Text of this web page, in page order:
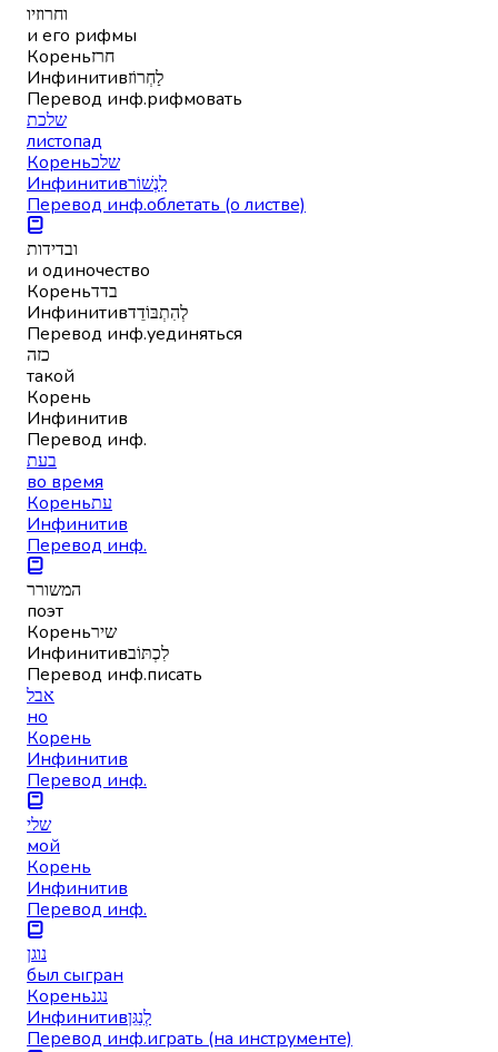
וחרוזיו
и его рифмы
Кореньחרז
Инфинитивלַחְרוֹז
Перевод инф.рифмовать
שלכת
листопад
Кореньשלכ
Инфинитивלִנְשׁוֹר
Перевод инф.облетать (о листве)
ובדידות
и одиночество
Кореньבדד
Инфинитивלְהִתְבּוֹדֵד
Перевод инф.уединяться
כזה
такой
Корень
Инфинитив
Перевод инф.
בעת
во время
Кореньעת
Инфинитив
Перевод инф.
המשורר
поэт
Кореньשיר
Инфинитивלִכְתּוֹב
Перевод инф.писать
אבל
но
Корень
Инфинитив
Перевод инф.
שלי
мой
Корень
Инфинитив
Перевод инф.
נוגן
был сыгран
Кореньנגנ
Инфинитивלְנַגֵּן
Перевод инф.играть (на инструменте)